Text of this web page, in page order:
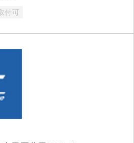
付可